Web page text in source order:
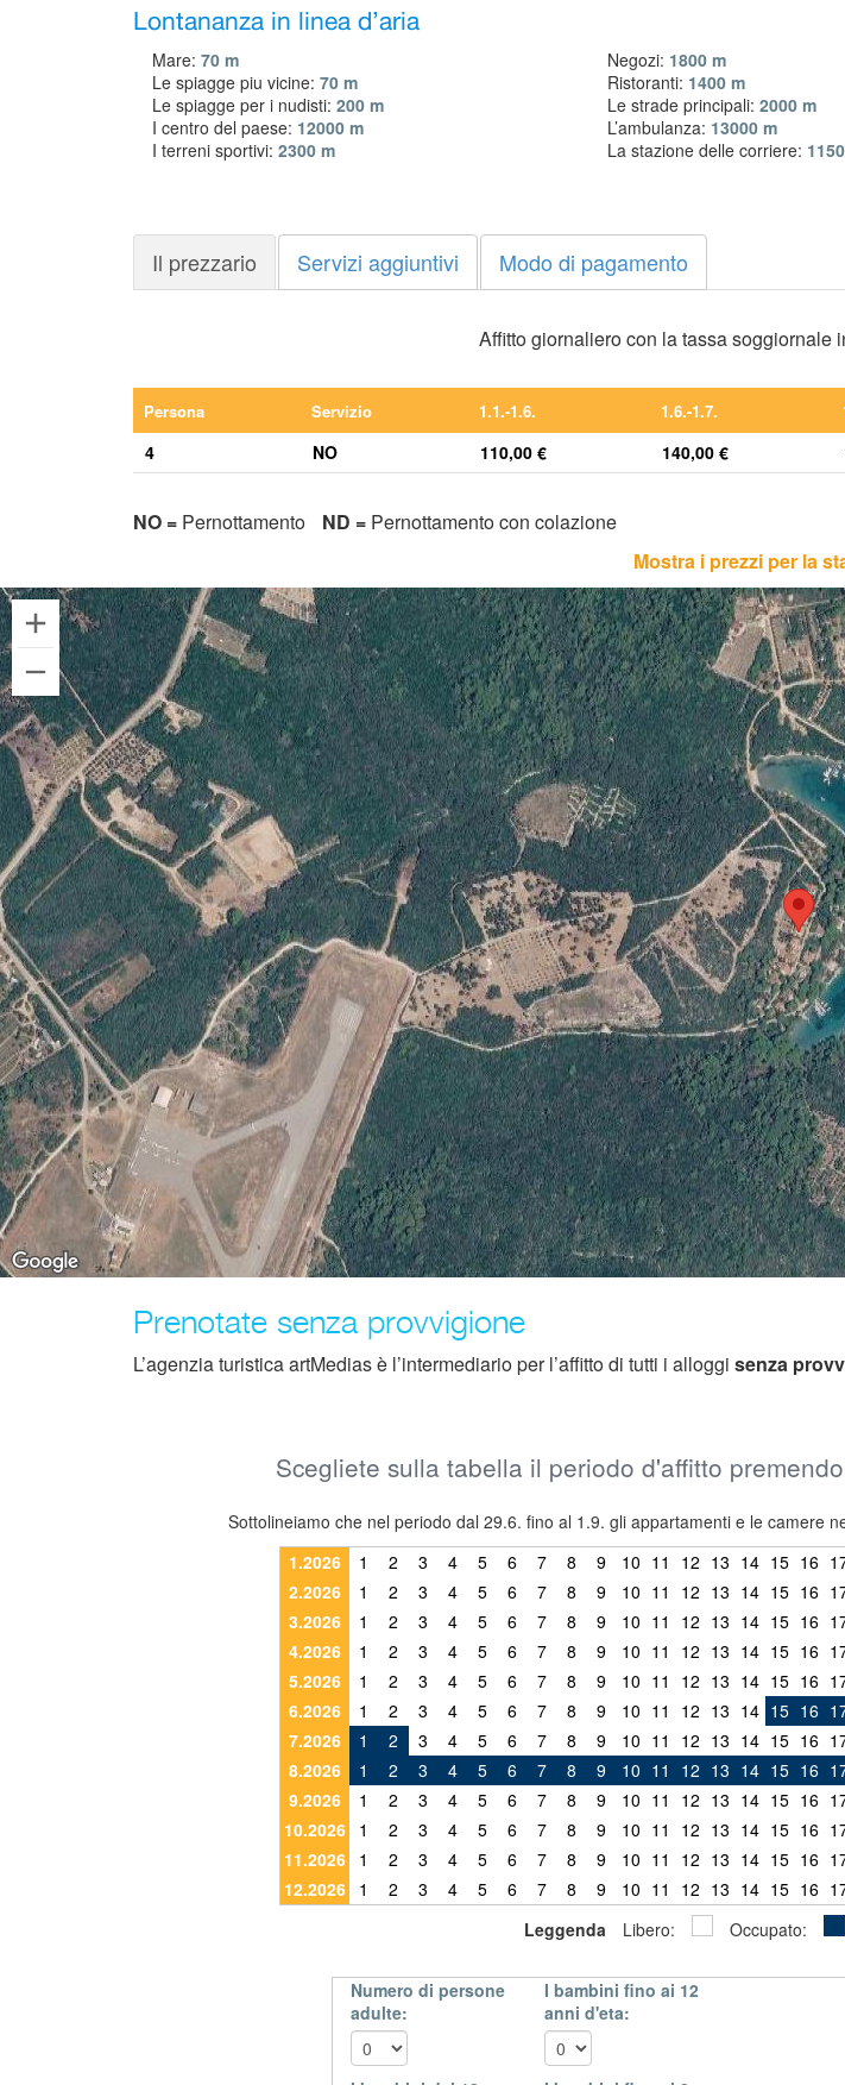
Lontananza in linea d’aria
Mare: 70 m
Le spiagge piu vicine: 70 m
Le spiagge per i nudisti: 200 m
I centro del paese: 12000 m
I terreni sportivi: 2300 m
Negozi: 1800 m
Ristoranti: 1400 m
Le strade principali:2000 m
L’ambulanza: 13000 m
La stazione delle corriere:
Il prezzario Servizi aggiuntivi Modo di pagamento
Affitto giornaliero con la tassa soggiornale
Persona Servizio 1.1.-1.6. 1.6.-1.7.
4 NO 110,00 € 140,00 €
NO = Pernottamento ND = Pernottamento con colazione
Mostra i prezzi per la
Prenotate senza provvigione
L’agenzia turistica artMedias è l’intermediario per l’affitto di tutti i alloggi senza
Scegliete sulla tabella il periodo d'affitto
Sottolineiamo che nel periodo dal 29.6. fino al 1.9. gli appartamenti e le camere
1.2026
1 2 3 4 5 6 7 8 9 10 11 12 13 14 15 16
2.2026
1 2 3 4 5 6 7 8 9 10 11 12 13 14 15 16
3.2026
1 2 3 4 5 6 7 8 9 10 11 12 13 14 15 16
4.2026
1 2 3 4 5 6 7 8 9 10 11 12 13 14 15 16
5.2026
1 2 3 4 5 6 7 8 9 10 11 12 13 14 15 16
6.2026
1 2 3 4 5 6 7 8 9 10 11 12 13 14 15 16
7.2026
1 2 3 4 5 6 7 8 9 10 11 12 13 14 15 16
8.2026
1 2 3 4 5 6 7 8 9 10 11 12 13 14 15 16
9.2026
1 2 3 4 5 6 7 8 9 10 11 12 13 14 15 16
10.2026
1 2 3 4 5 6 7 8 9 10 11 12 13 14 15 16
11.2026
1 2 3 4 5 6 7 8 9 10 11 12 13 14 15 16
12.2026
1 2 3 4 5 6 7 8 9 10 11 12 13 14 15 16
Leggenda Libero: Occupato:
Numero di persone
adulte:
I bambini fino ai 12
anni d'eta: